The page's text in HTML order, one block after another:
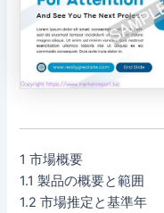
1 市場概要
1.1 製品の概要と範囲
1.2 市場推定と基準年